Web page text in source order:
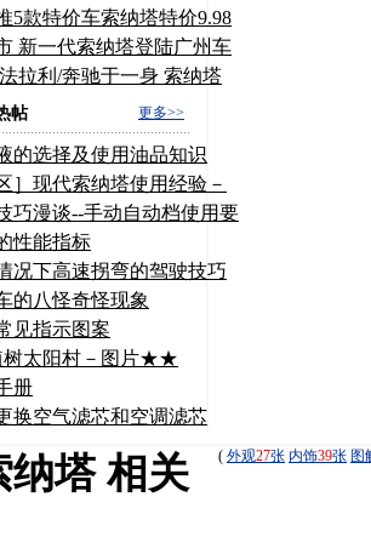
5款特价车索纳塔特价9.98
新一代索纳塔登陆广州车
拉利/奔驰于一身 索纳塔
更多>>
帖
的选择及使用油品知识
］现代索纳塔使用经验－
巧漫谈--手动自动档使用要
性能指标
况下高速拐弯的驾驶技巧
的八怪奇怪现象
见指示图案
树太阳村－图片★★
册
换空气滤芯和空调滤芯
( 外观27张 内饰39张 图
纳塔 相关